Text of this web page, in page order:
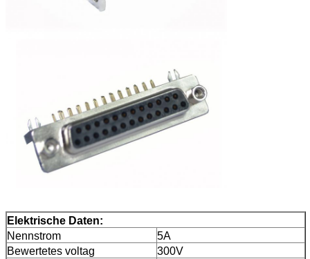
Elektrische Daten:
Nennstrom
5A
Bewertetes voltag
300V